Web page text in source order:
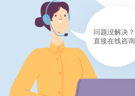
问题没解决？
直接在线咨询